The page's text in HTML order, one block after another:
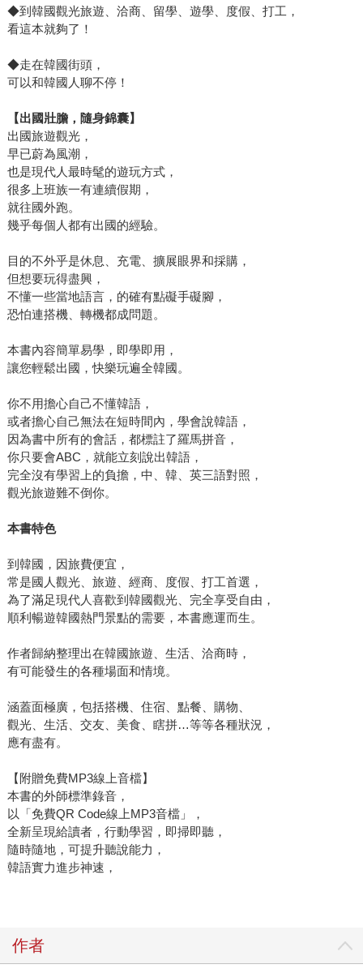
◆到韓國觀光旅遊、洽商、留學、遊學、度假、打工，
看這本就夠了！
◆走在韓國街頭，
可以和韓國人聊不停！
【出國壯膽，隨身錦囊】
出國旅遊觀光，
早已蔚為風潮，
也是現代人最時髦的遊玩方式，
很多上班族一有連續假期，
就往國外跑。
幾乎每個人都有出國的經驗。
目的不外乎是休息、充電、擴展眼界和採購，
但想要玩得盡興，
不懂一些當地語言，的確有點礙手礙腳，
恐怕連搭機、轉機都成問題。
本書內容簡單易學，即學即用，
讓您輕鬆出國，快樂玩遍全韓國。
你不用擔心自己不懂韓語，
或者擔心自己無法在短時間內，學會說韓語，
因為書中所有的會話，都標註了羅馬拼音，
你只要會ABC，就能立刻說出韓語，
完全沒有學習上的負擔，中、韓、英三語對照，
觀光旅遊難不倒你。
本書特色
到韓國，因旅費便宜，
常是國人觀光、旅遊、經商、度假、打工首選，
為了滿足現代人喜歡到韓國觀光、完全享受自由，
順利暢遊韓國熱門景點的需要，本書應運而生。
作者歸納整理出在韓國旅遊、生活、洽商時，
有可能發生的各種場面和情境。
涵蓋面極廣，包括搭機、住宿、點餐、購物、
觀光、生活、交友、美食、瞎拼…等等各種狀況，
應有盡有。
【附贈免費MP3線上音檔】
本書的外師標準錄音，
以「免費QR Code線上MP3音檔」，
全新呈現給讀者，行動學習，即掃即聽，
隨時隨地，可提升聽說能力，
韓語實力進步神速，
作者